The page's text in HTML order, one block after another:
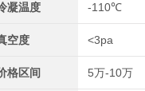
凝温度 -110℃
空度 <3pa
格区间 5万-10万